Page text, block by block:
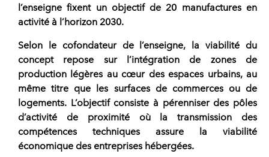
l’enseigne fixent un objectif de 20 manufactures en
activité à l’horizon 2030.
Selon le cofondateur de l’enseigne, la viabilité du
concept repose sur l’intégration de zones de
production légères au cœur des espaces urbains, au
même titre que les surfaces de commerces ou de
logements. L’objectif consiste à pérenniser des pôles
d’activité de proximité où la transmission des
compétences techniques assure la viabilité
économique des entreprises hébergées.